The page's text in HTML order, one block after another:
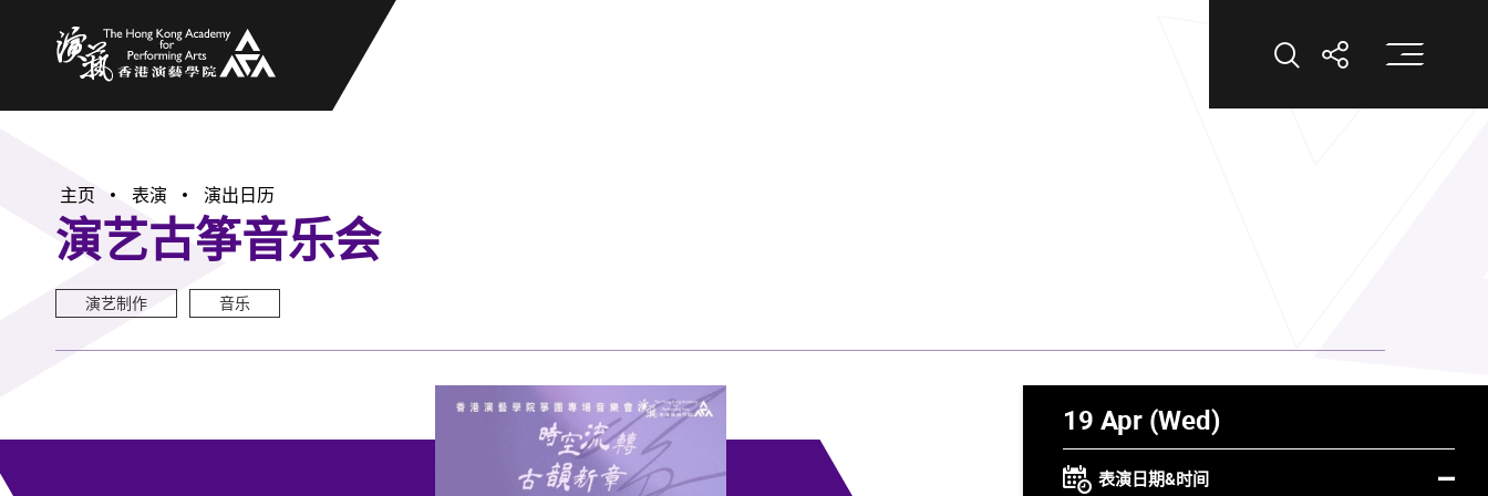
打开搜索打开分享打
主页 表演 演出日历
演艺古筝音乐会
演艺制作 音乐
19 Apr (Wed)
表演日期&时间